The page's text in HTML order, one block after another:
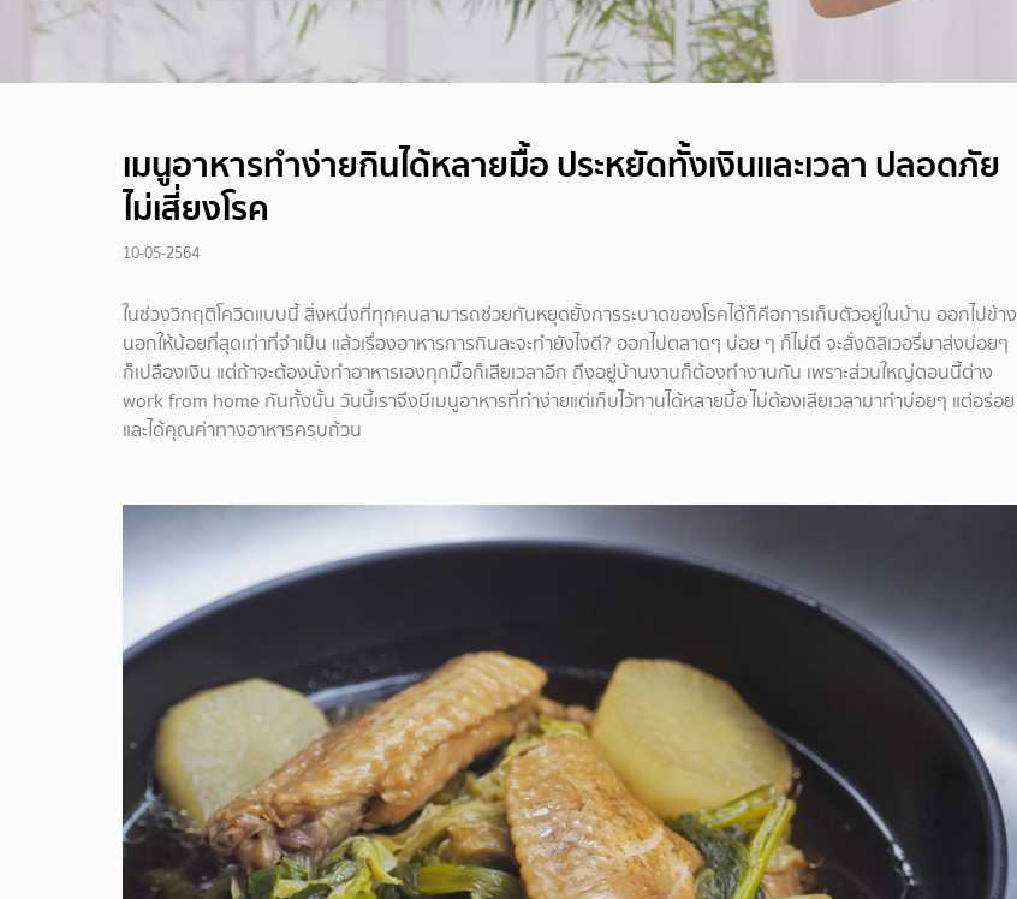
เมนูอาหารทำง่ายกินได้หลายมื้อ ประหยัดทั้งเงินและเวลา ปลอดภัย
ไม่เสี่ยงโรค
10-05-2564
ในช่วงวิกฤติโควิดแบบนี้ สิ่งหนึ่งที่ทุกคนสามารถช่วยกันหยุดยั้งการระบาดของโรคได้ก็คือการเก็บตัวอยู่ในบ้าน ออกไปข้าง
นอกให้น้อยที่สุดเท่าที่จำเป็น แล้วเรื่องอาหารการกินละจะทำยังไงดี? ออกไปตลาดๆ บ่อย ๆ ก็ไม่ดี จะสั่งดิลิเวอรี่มาส่งบ่อยๆ
ก็เปลืองเงิน แต่ถ้าจะต้องนั่งทำอาหารเองทุกมื้อก็เสียเวลาอีก ถึงอยู่บ้านงานก็ต้องทำงานกัน เพราะส่วนใหญ่ตอนนี้ต่าง
work from home กันทั้งนั้น วันนี้เราจึงมีเมนูอาหารที่ทำง่ายแต่เก็บไว้ทานได้หลายมื้อ ไม่ต้องเสียเวลามาทำบ่อยๆ แต่อร่อย
และได้คุณค่าทางอาหารครบถ้วน